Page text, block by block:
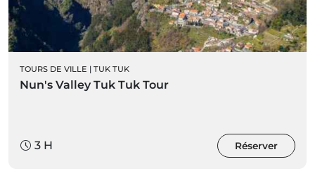
TOURS DE VILLE | TUK TUK
Nun's Valley Tuk Tuk Tour
3 H Réserver